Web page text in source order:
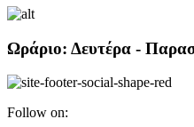
Ωράριο: Δευτέρα -
Follow on: